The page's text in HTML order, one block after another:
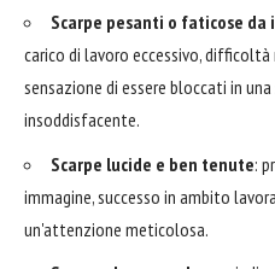
Scarpe pesanti o faticose da
carico di lavoro eccessivo,
sensazione di essere bloccati in
insoddisfacente.
Scarpe lucide e ben tenute:
immagine, successo in ambito
un'attenzione meticolosa.